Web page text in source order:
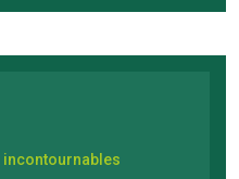
incontournables